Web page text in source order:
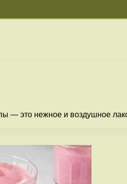
— это нежное и воздушное